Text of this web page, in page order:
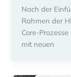
Nach der
Rahmen der
Core-
mit neuen